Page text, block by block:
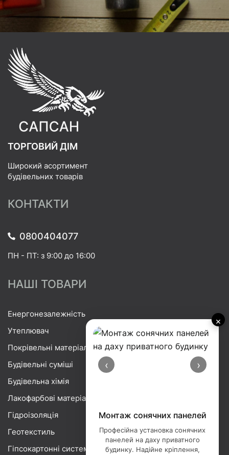
×
‹ ›
Монтаж сонячних панелей
Професійна установка сонячних
панелей на даху приватного
будинку. Надійне кріплення,
ТОРГОВИЙ ДІМ
Широкий асортимент
будівельних товарів
КОНТАКТИ
0800404077
ПН - ПТ: з 9:00 до 16:00
НАШІ ТОВАРИ
Енергонезалежність
Утеплювач
Покрівельні матеріали
Будівельні суміші
Будівельна хімія
Лакофарбові матеріали
Гідроізоляція
Геотекстиль
Гіпсокартонні системи